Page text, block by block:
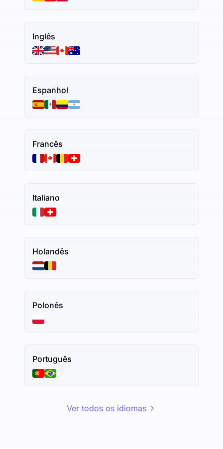
Inglês
Espanhol
Francês
Italiano
Holandês
Polonês
Português
Ver todos os idiomas